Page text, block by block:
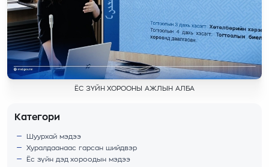
ЁС ЗҮЙН ХОРООНЫ АЖЛЫН АЛБА
Категори
Шуурхай мэдээ
Хуралдаанаас гарсан шийдвэр
Ёс зүйн дэд хороодын мэдээ